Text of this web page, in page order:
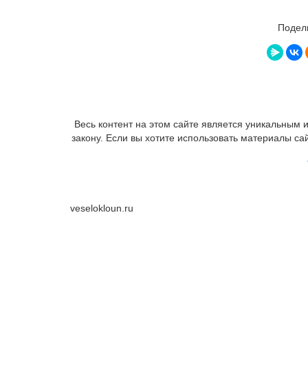
Весь контент на этом сайте является
закону. Если вы хотите использовать материалы
veselokloun.ru